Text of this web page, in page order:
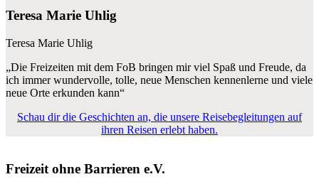
Teresa Marie Uhlig
Teresa Marie Uhlig
„Die Freizeiten mit dem FoB bringen mir viel Spaß und Freude, da
ich immer wundervolle, tolle, neue Menschen kennenlerne und viele
neue Orte erkunden kann“
Schau dir die Geschichten an, die unsere Reisebegleitungen auf
ihren Reisen erlebt haben.
Freizeit ohne Barrieren e.V.